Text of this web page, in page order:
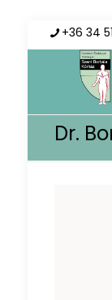
+36 34
Dr.